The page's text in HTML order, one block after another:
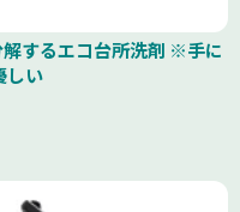
するエコ台所洗剤 ※手に
しい